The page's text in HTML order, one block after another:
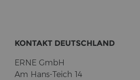
KON­TAKT DEUTSCH­LAND
ERNE GmbH
Am Hans-​Teich 14